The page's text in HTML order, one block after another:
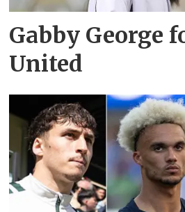
Gabby George
United